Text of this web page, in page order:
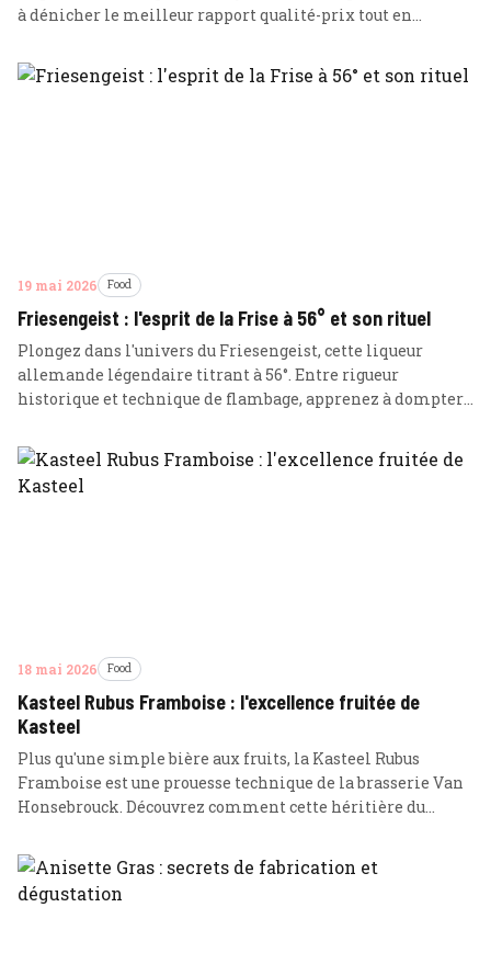
à dénicher le meilleur rapport qualité-prix tout en
19 mai 2026 Food
Friesengeist : l'esprit de la Frise à 56° et son rituel
Plongez dans l'univers du Friesengeist, cette liqueur
allemande légendaire titrant à 56°. Entre rigueur
historique et technique de flambage, apprenez à dompter
moment d'exception.
18 mai 2026 Food
Kasteel Rubus Framboise : l'excellence fruitée de
Kasteel
Plus qu'une simple bière aux fruits, la Kasteel Rubus
Framboise est une prouesse technique de la brasserie Van
Honsebrouck. Découvrez comment cette héritière du
Rouge.